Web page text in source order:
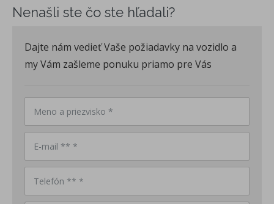
Nenašli ste čo ste hľadali?
Dajte nám vedieť Vaše požiadavky na vozidlo a
my Vám zašleme ponuku priamo pre Vás
Meno a priezvisko *
E-mail ** *
Telefón ** *